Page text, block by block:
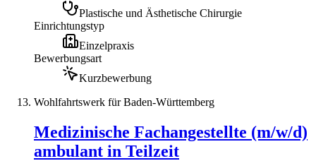
Plastische und Ästhetische Chirurgie
Einrichtungstyp
Einzelpraxis
Bewerbungsart
Kurzbewerbung
Wohlfahrtswerk für Baden-Württemberg
Medizinische Fachangestellte (m/w/d)
ambulant in Teilzeit